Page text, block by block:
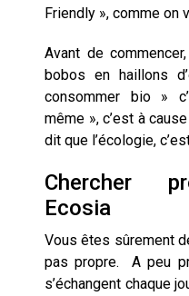
Friendly », comme on
Avant de
bobos en haillons
consommer bio »
même », c’est à
dit que l’écologie,
Chercher
Ecosia
Vous êtes sûrement
pas propre. A peu
s’échangent chaque